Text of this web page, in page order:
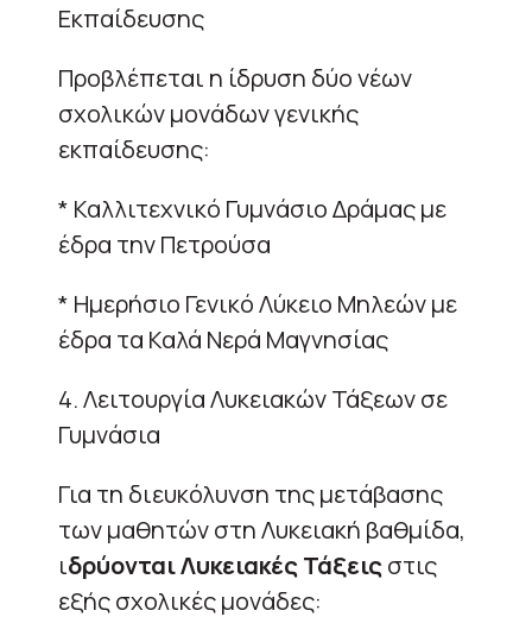
Εκπαίδευσης
Προβλέπεται η ίδρυση δύο νέων
σχολικών μονάδων γενικής
εκπαίδευσης:
* Καλλιτεχνικό Γυμνάσιο Δράμας με
έδρα την Πετρούσα
* Ημερήσιο Γενικό Λύκειο Μηλεών με
έδρα τα Καλά Νερά Μαγνησίας
4. Λειτουργία Λυκειακών Τάξεων σε
Γυμνάσια
Για τη διευκόλυνση της μετάβασης
των μαθητών στη Λυκειακή βαθμίδα,
ιδρύονται Λυκειακές Τάξειςστις
εξής σχολικές μονάδες: